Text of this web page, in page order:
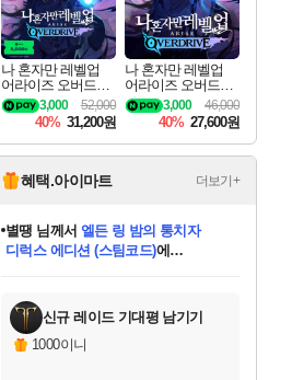
나 혼자만 레벨업
어라이즈 오버드라
이브 디럭스 에디션
Solo Leveling Arise
Overdrive Deluxe Edi
tion
52,000
3,000
40% 31,200원
나 혼자만 레벨업
어라이즈 오버드라
이브 Solo Leveling A
rise
46,000
3,000
40% 27,600원
혜택.아이마트 더보기+
교환.
당첨되셨습니다.
니코 님께서 (본편포함) 데이브 더
다이버 인 더 정글 번들 (스팀코드)
당첨되셨습니다.
당첨되셨습니다.
당첨되셨습니다.
당첨되셨습니다.
당첨되셨습니다.
에디션 (스팀코드)를 교환.
당첨되셨습니다.
신규 레이드 기대평 남기기
1000이니